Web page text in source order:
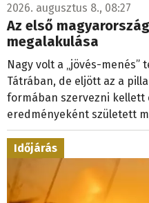
2026. augusztus 8., 08:27
Az első
megalakulása
Nagy volt a „jövés-
Tátrában, de eljött az a
formában szervezni kellett
eredményeként született
Időjárás